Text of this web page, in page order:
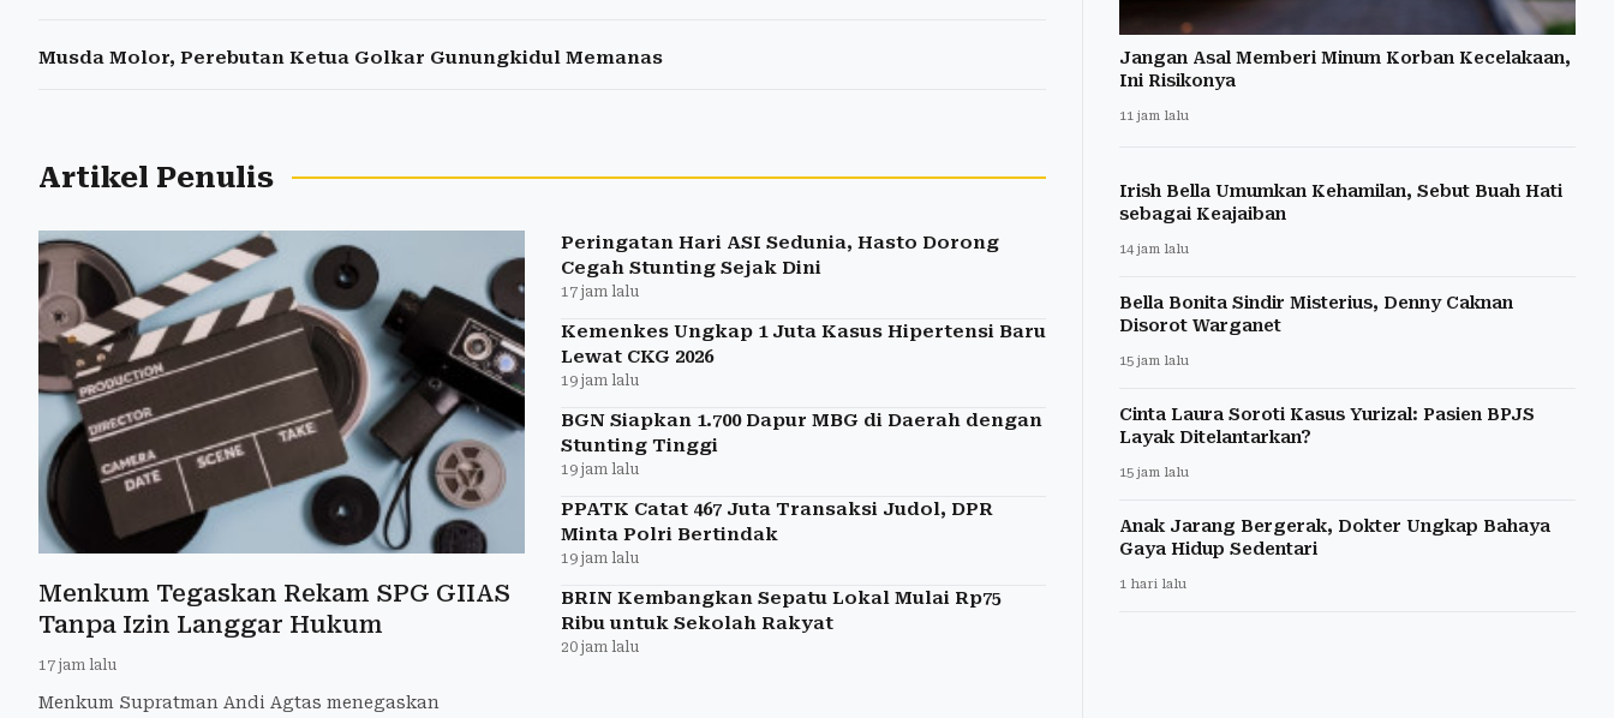
Musda Molor, Perebutan Ketua Golkar Gunungkidul Memanas
Artikel Penulis
Menkum Tegaskan Rekam SPG GIIAS
Tanpa Izin Langgar Hukum
17 jam lalu
Menkum Supratman Andi Agtas menegaskan
Peringatan Hari ASI Sedunia, Hasto Dorong
Cegah Stunting Sejak Dini
17 jam lalu
Kemenkes Ungkap 1 Juta Kasus Hipertensi Baru
Lewat CKG 2026
19 jam lalu
BGN Siapkan 1.700 Dapur MBG di Daerah dengan
Stunting Tinggi
19 jam lalu
PPATK Catat 467 Juta Transaksi Judol, DPR
Minta Polri Bertindak
19 jam lalu
BRIN Kembangkan Sepatu Lokal Mulai Rp75
Ribu untuk Sekolah Rakyat
20 jam lalu
Jangan Asal Memberi Minum Korban Kecelakaan,
Ini Risikonya
11 jam lalu
Irish Bella Umumkan Kehamilan, Sebut Buah Hati
sebagai Keajaiban
14 jam lalu
Bella Bonita Sindir Misterius, Denny Caknan
Disorot Warganet
15 jam lalu
Cinta Laura Soroti Kasus Yurizal: Pasien BPJS
Layak Ditelantarkan?
15 jam lalu
Anak Jarang Bergerak, Dokter Ungkap Bahaya
Gaya Hidup Sedentari
1 hari lalu